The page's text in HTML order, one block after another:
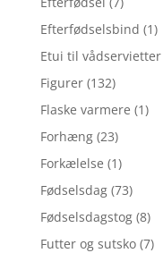
Efterfødselsbind (1)
Etui til vådservietter
Figurer (132)
Flaske varmere (1)
Forhæng (23)
Forkælelse (1)
Fødselsdag (73)
Fødselsdagstog (8)
Futter og sutsko (7)